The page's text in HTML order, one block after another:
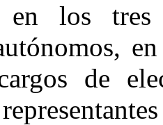
en los
de